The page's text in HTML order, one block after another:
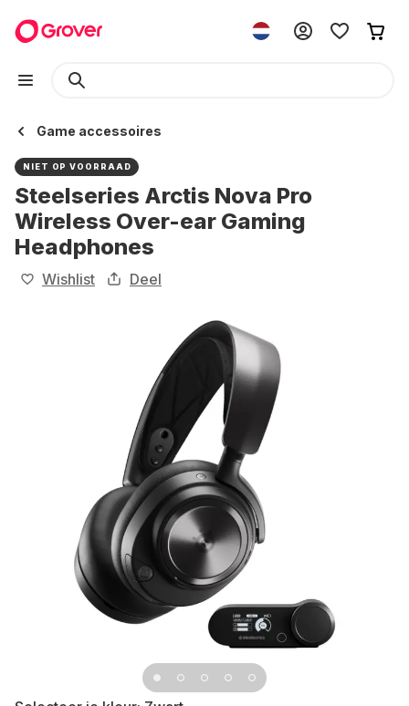
Game accessoires
NIET OP VOORRAAD
Steelseries Arctis Nova Pro
Wireless Over-ear Gaming
Headphones
Wishlist Deel